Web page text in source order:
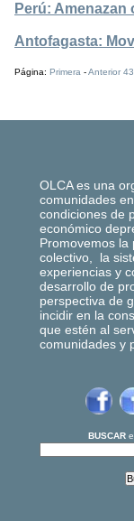
Perú: Amenazan
Antofagasta:
Página:Primera -Anterior 43
OLCA es una
comunidades
condiciones de
económico
Promovemos la
colectivo, la
experiencias y
desarrollo de
perspectiva de
incidir en la
que estén al
comunidades y
BUSCAR